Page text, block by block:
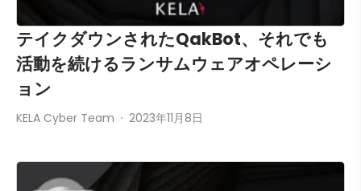
テイクダウンされたQakBot、それでも
活動を続けるランサムウェアオペレーシ
ョン
KELA Cyber Team 2023年11月8日